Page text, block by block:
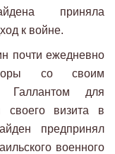
приняла
к войне.
почти ежедневно
со своим
Галлантом для
своего визита в
предпринял
военного